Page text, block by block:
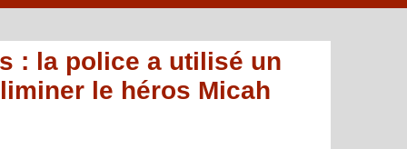
: la police a utilisé un
le héros Micah